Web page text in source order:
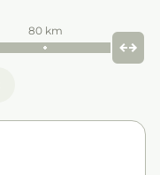
80 km